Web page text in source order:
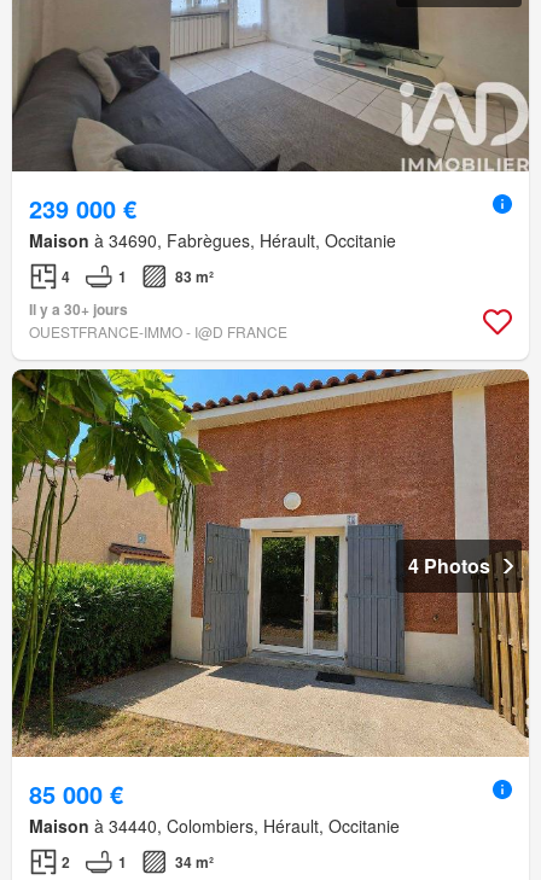
239 000 €
Maison à 34690, Fabrègues, Hérault, Occitanie
4 1
83 m²
Il y a 30+ jours
OUESTFRANCE-IMMO - I@D FRANCE
4 Photos
85 000 €
Maison à 34440, Colombiers, Hérault, Occitanie
2 1 34 m²